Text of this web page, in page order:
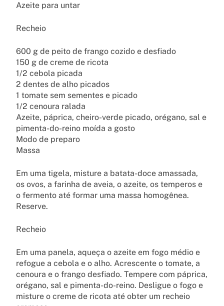
Azeite para untar
Recheio
600 g de peito de frango cozido e desfiado
150 g de creme de ricota
1/2 cebola picada
2 dentes de alho picados
1 tomate sem sementes e picado
1/2 cenoura ralada
Azeite, páprica, cheiro-verde picado, orégano, sal e
pimenta-do-reino moída a gosto
Modo de preparo
Massa
Em uma tigela, misture a batata-doce amassada,
os ovos, a farinha de aveia, o azeite, os temperos e
o fermento até formar uma massa homogênea.
Reserve.
Recheio
Em uma panela, aqueça o azeite em fogo médio e
refogue a cebola e o alho. Acrescente o tomate, a
cenoura e o frango desfiado. Tempere com páprica,
orégano, sal e pimenta-do-reino. Desligue o fogo e
misture o creme de ricota até obter um recheio